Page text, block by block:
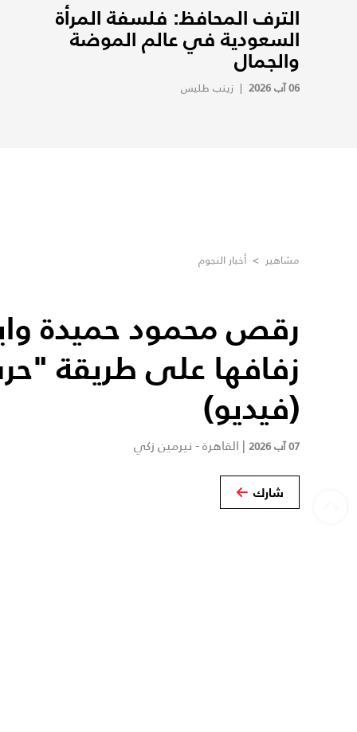
الترف المحافظ: فلسفة المرأة
السعودية في عالم الموضة
والجمال
06 آب 2026 | زينب طليس
مشاهير > أخبار النجوم
رقص محمود حميدة
زفافها على طريقة
(فيديو)
07 آب 2026 | القاهرة - نيرمين زكي
شارك